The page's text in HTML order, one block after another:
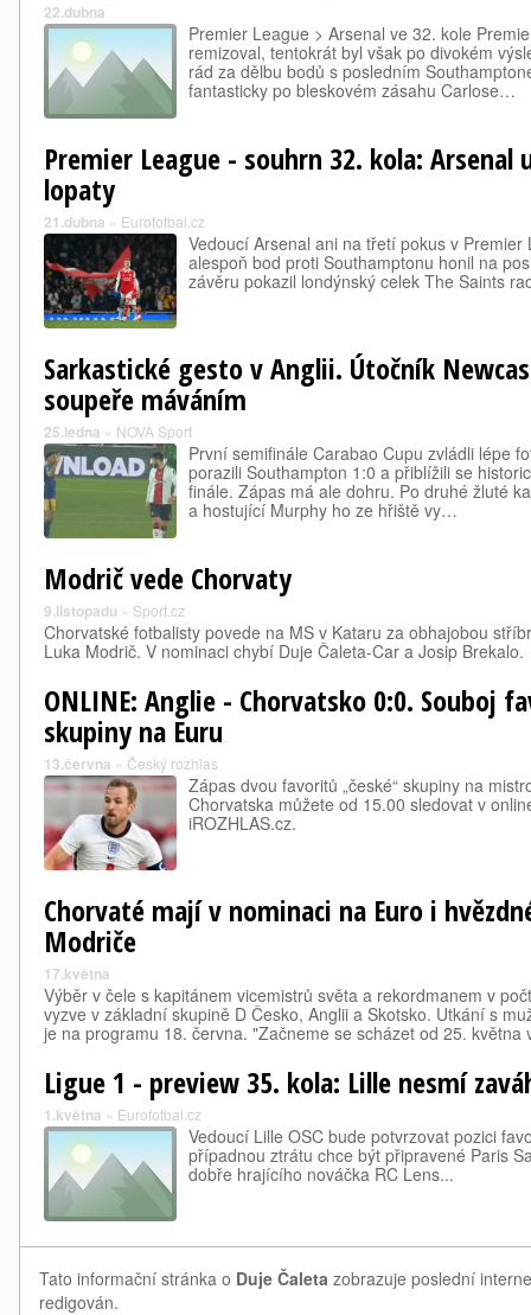
22.dubna
Premier League > Arsenal ve 32. kole
remizoval, tentokrát byl však po divokém
rád za dělbu bodů s posledním
fantasticky po bleskovém zásahu Carlose…
Premier League - souhrn 32. kola:
lopaty
21.dubna » Eurofotbal.cz
Vedoucí Arsenal ani na třetí pokus v
alespoň bod proti Southamptonu honil na
závěru pokazil londýnský celek The Saints
Sarkastické gesto v Anglii. Útočník
soupeře máváním
25.ledna » NOVA Sport
První semifinále Carabao Cupu zvládli lépe
porazili Southampton 1:0 a přiblížili se
finále. Zápas má ale dohru. Po druhé žluté
a hostující Murphy ho ze hřiště vy…
Modrič vede Chorvaty
9.listopadu » Sport.cz
Chorvatské fotbalisty povede na MS v Kataru za obhajobou
Luka Modrič. V nominaci chybí Duje Čaleta-Car a Josip Brekalo.
ONLINE: Anglie - Chorvatsko 0:0. Souboj
skupiny na Euru
13.června » Český rozhlas
Zápas dvou favoritů „české“ skupiny na
Chorvatska můžete od 15.00 sledovat v
iROZHLAS.cz.
Chorvaté mají v nominaci na Euro i
Modriče
17.května
Výběr v čele s kapitánem vicemistrů světa a rekordmanem v
vyzve v základní skupině D Česko, Anglii a Skotsko. Utkání s
je na programu 18. června. "Začneme se scházet od 25.
Ligue 1 - preview 35. kola: Lille nesmí
1.května » Eurofotbal.cz
Vedoucí Lille OSC bude potvrzovat pozici
případnou ztrátu chce být připravené Paris
dobře hrajícího nováčka RC Lens...
Tato informační stránka o Duje Čaleta zobrazuje poslední
redigován.